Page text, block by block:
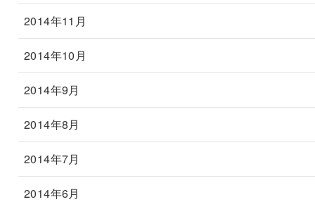
2014年11月
2014年10月
2014年9月
2014年8月
2014年7月
2014年6月